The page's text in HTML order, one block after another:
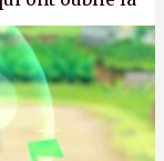
et les
des